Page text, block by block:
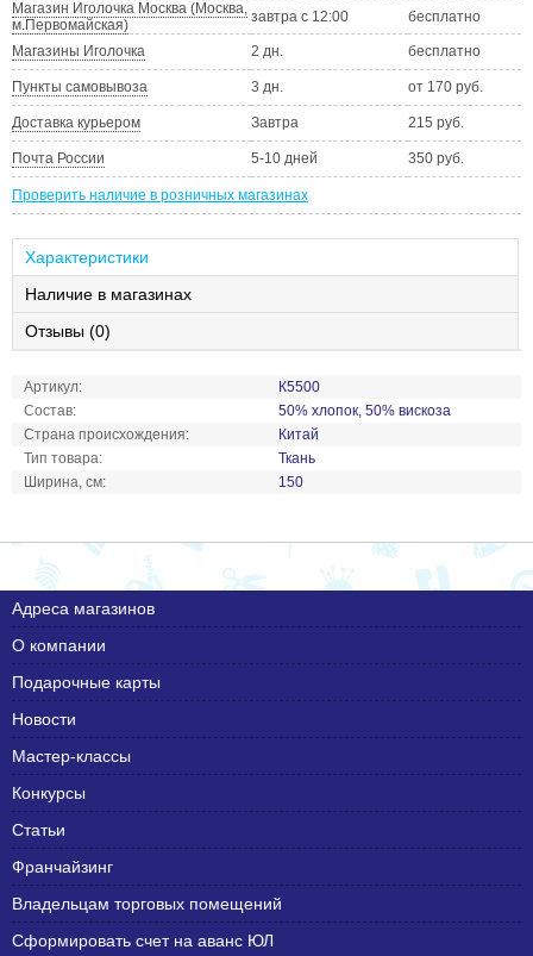
Магазин Иголочка Москва (Москва,
м.Первомайская)
завтра с 12:00 бесплатно
Магазины Иголочка 2 дн. бесплатно
Пункты самовывоза 3 дн. от 170 руб.
Доставка курьером Завтра 215 руб.
Почта России 5-10 дней 350 руб.
Проверить наличие в розничных магазинах
Характеристики
Наличие в магазинах
Отзывы (0)
Артикул:
К5500
Состав:
50% хлопок, 50% вискоза
Страна происхождения:
Китай
Тип товара:
Ткань
Ширина, см:
150
Адреса магазинов
О компании
Подарочные карты
Новости
Мастер-классы
Конкурсы
Статьи
Франчайзинг
Владельцам торговых помещений
Сформировать счет на аванс ЮЛ